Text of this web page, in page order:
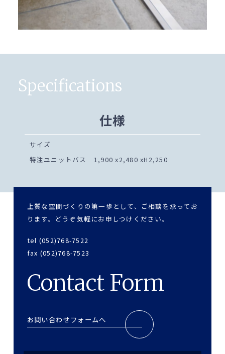
Specifications
仕様
サイズ
特注ユニットバス 1,900 x2,480 xH2,250
上質な空間づくりの第一歩として、ご相談を承ってお
ります。どうぞ気軽にお申しつけください。
tel (052)768-7522
fax (052)768-7523
Contact Form
お問い合わせフォームへ